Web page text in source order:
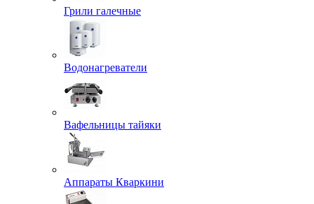
Грили галечные
Водонагреватели
Вафельницы тайяки
Аппараты Кваркини